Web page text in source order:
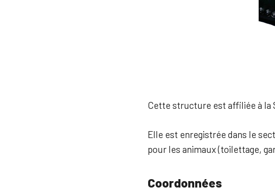
Cette structure est affiliée à la
Elle est enregistrée dans le
pour les animaux (toilettage,
Coordonnées